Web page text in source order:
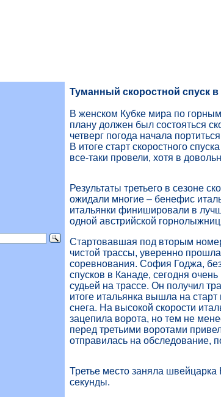
Туманный скоростной спуск
В женском Кубке мира по
плану должен был состояться
четверг погода начала
В итоге старт скоростного
все-таки провели, хотя в
Результаты третьего в сезоне
ожидали многие – бенефис
итальянки финишировали в
одной австрийской
Стартовавшая под вторым
чистой трассы, уверенно
соревнования. София Годжа,
спусков в Канаде, сегодня
судьей на трассе. Он получил
итоге итальянка вышла на
снега. На высокой скорости
зацепила ворота, но тем не
перед третьими воротами
отправилась на обследование,
Третье место заняла
секунды.